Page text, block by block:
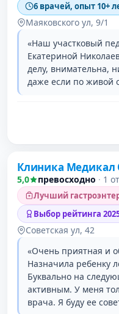
6 врачей, опыт 10+
Маяковского ул, 9/1
«Наш участковый
Екатериной
делу, внимательна,
даже если по живой
Клиника Медикал
5,0 превосходно · 1
Лучший
Выбор рейтинга
Советская ул, 42
«Очень приятная и
Назначила ребенку
Буквально на
активным. У меня
врача. Я буду ее